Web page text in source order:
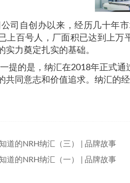
司自创办以来，经历几十年
上百号人，厂面积已达到上
实力奠定扎实的基础。
提的是，纳汇在2018年正式通
共同意志和价值追求。纳汇的
道的NRH纳汇（三） | 品牌故事
道的NRH纳汇（一） | 品牌故事